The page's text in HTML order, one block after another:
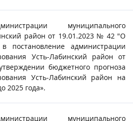
муниципального
район от 19.01.2023 № 42 "О
постановление администрации
Усть-Лабинский район от
бюджетного прогноза
Усть-Лабинский район на
2025 года».
муниципального